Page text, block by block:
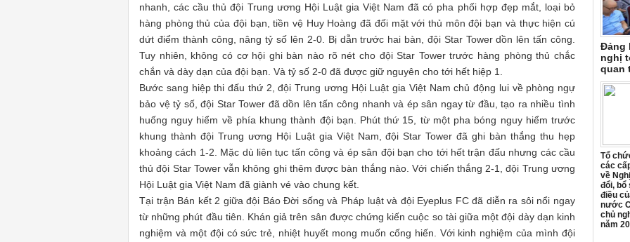
nhanh, các cầu thủ đội Trung ương Hội Luật gia Việt Nam đã có pha phối hợp đẹp mắt, loại bỏ
hàng phòng thủ của đội bạn, tiền vệ Huy Hoàng đã đối mặt với thủ môn đội bạn và thực hiện cú
dứt điểm thành công, nâng tỷ số lên 2-0. Bị dẫn trước hai bàn, đội Star Tower dồn lên tấn công.
Tuy nhiên, không có cơ hội ghi bàn nào rõ nét cho đội Star Tower trước hàng phòng thủ chắc
chắn và dày dạn của đội bạn. Và tỷ số 2-0 đã được giữ nguyên cho tới hết hiệp 1.
Bước sang hiệp thi đấu thứ 2, đội Trung ương Hội Luật gia Việt Nam chủ động lui về phòng ngự
bảo vệ tỷ số, đội Star Tower đã dồn lên tấn công nhanh và ép sân ngay từ đầu, tạo ra nhiều tình
huống nguy hiểm về phía khung thành đội bạn. Phút thứ 15, từ một pha bóng nguy hiểm trước
khung thành đội Trung ương Hội Luật gia Việt Nam, đội Star Tower đã ghi bàn thắng thu hẹp
khoảng cách 1-2. Mặc dù liên tục tấn công và ép sân đội bạn cho tới hết trận đấu nhưng các cầu
thủ đội Star Tower vẫn không ghi thêm được bàn thắng nào. Với chiến thắng 2-1, đội Trung ương
Hội Luật gia Việt Nam đã giành vé vào chung kết.
Tại trận Bán kết 2 giữa đội Báo Đời sống và Pháp luật và đội Eyeplus FC đã diễn ra sôi nổi ngay
từ những phút đầu tiên. Khán giả trên sân được chứng kiến cuộc so tài giữa một đội dày dạn kinh
nghiệm và một đội có sức trẻ, nhiệt huyết mong muốn cống hiến. Với kinh nghiệm của mình đội
Đảng
nghị
quan
Tổ
các
về
đổi, bổ
điều
nước
chủ
năm